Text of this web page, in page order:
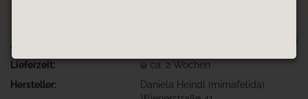
Art.Nr.:
Lieferzeit:
ca. 2 Wochen
Hersteller:
Daniela Heindl (mimafelida)